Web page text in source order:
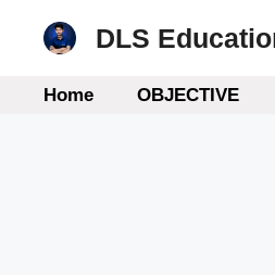
DLS
Home OBJECTIVE